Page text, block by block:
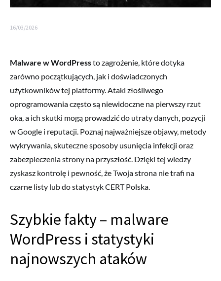
16/03/2026
Malware w WordPressto zagrożenie, które dotyka
zarówno początkujących, jak i doświadczonych
użytkowników tej platformy. Ataki złośliwego
oprogramowania często są niewidoczne na pierwszy rzut
oka, a ich skutki mogą prowadzić do utraty danych, pozycji
w Google i reputacji. Poznaj najważniejsze objawy, metody
wykrywania, skuteczne sposoby usunięcia infekcji oraz
zabezpieczenia strony na przyszłość. Dzięki tej wiedzy
zyskasz kontrolę i pewność, że Twoja strona nie trafi na
czarne listy lub do statystyk CERT Polska.
Szybkie fakty – malware
WordPress i statystyki
najnowszych ataków